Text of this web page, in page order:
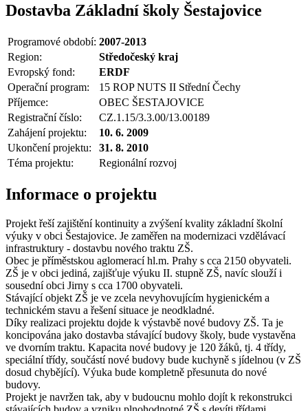
Dostavba Základní školy Šestajovice
Programové období: 2007-2013
Region:
Středočeský kraj
Evropský fond:
ERDF
Operační program:
15 ROP NUTS II Střední Čechy
Příjemce:
OBEC ŠESTAJOVICE
Registrační číslo:
CZ.1.15/3.3.00/13.00189
Zahájení projektu:
10. 6. 2009
Ukončení projektu:
31. 8. 2010
Téma projektu:
Regionální rozvoj
Informace o projektu
Projekt řeší zajištění kontinuity a zvýšení kvality základní školní
výuky v obci Šestajovice. Je zaměřen na modernizaci vzdělávací
infrastruktury - dostavbu nového traktu ZŠ.
Obec je příměstskou aglomerací hl.m. Prahy s cca 2150 obyvateli.
ZŠ je v obci jediná, zajišťuje výuku II. stupně ZŠ, navíc slouží i
sousední obci Jirny s cca 1700 obyvateli.
Stávající objekt ZŠ je ve zcela nevyhovujícím hygienickém a
technickém stavu a řešení situace je neodkladné.
Díky realizaci projektu dojde k výstavbě nové budovy ZŠ. Ta je
koncipována jako dostavba stávající budovy školy, bude vystavěna
ve dvorním traktu. Kapacita nové budovy je 120 žáků, tj. 4 třídy,
speciální třídy, součástí nové budovy bude kuchyně s jídelnou (v ZŠ
dosud chybějící). Výuka bude kompletně přesunuta do nové
budovy.
Projekt je navržen tak, aby v budoucnu mohlo dojít k rekonstrukci